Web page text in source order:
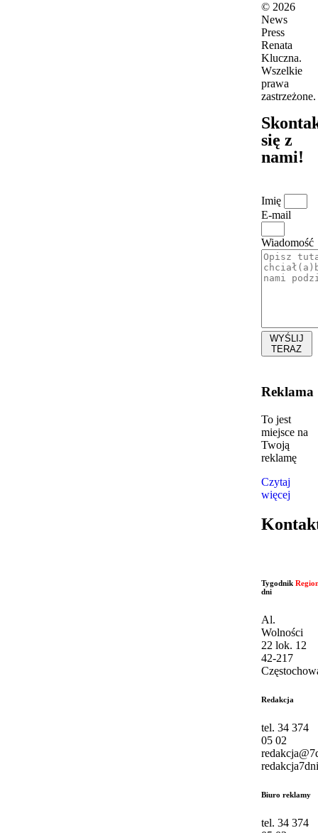
© 2026
News
Press
Renata
Kluczna.
Wszelkie
prawa
zastrzeżone.
się z
nami!
Imię
E-mail
Wiadomość
WYŚLIJ
TERAZ
Reklama
To jest
miejsce na
Twoją
reklamę
Czytaj
więcej
Tygodnik
dni
Al.
Wolności
22 lok. 12
42-217
Redakcja
tel. 34 374
05 02
Biuro reklamy
tel. 34 374